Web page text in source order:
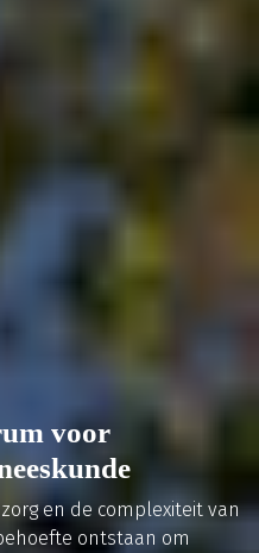
voor
en de complexiteit van
ontstaan om